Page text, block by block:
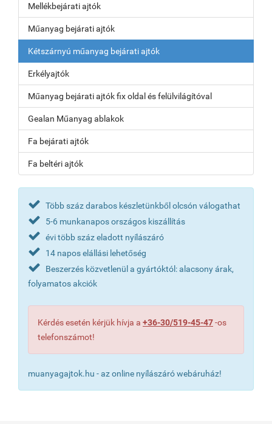
Mellékbejárati ajtók
Műanyag bejárati ajtók
Kétszárnyú műanyag bejárati ajtók
Erkélyajtók
Műanyag bejárati ajtók fix oldal és felülvilágítóval
Gealan Műanyag ablakok
Fa bejárati ajtók
Fa beltéri ajtók
Több száz darabos készletünkből olcsón válogathat
5-6 munkanapos országos kiszállítás
évi több száz eladott nyílászáró
14 napos elállási lehetőség
Beszerzés közvetlenül a gyártóktól: alacsony árak,
folyamatos akciók
Kérdés esetén kérjük hívja a +36-30/519-45-47-os
telefonszámot!
muanyagajtok.hu - az online nyílászáró webáruház!